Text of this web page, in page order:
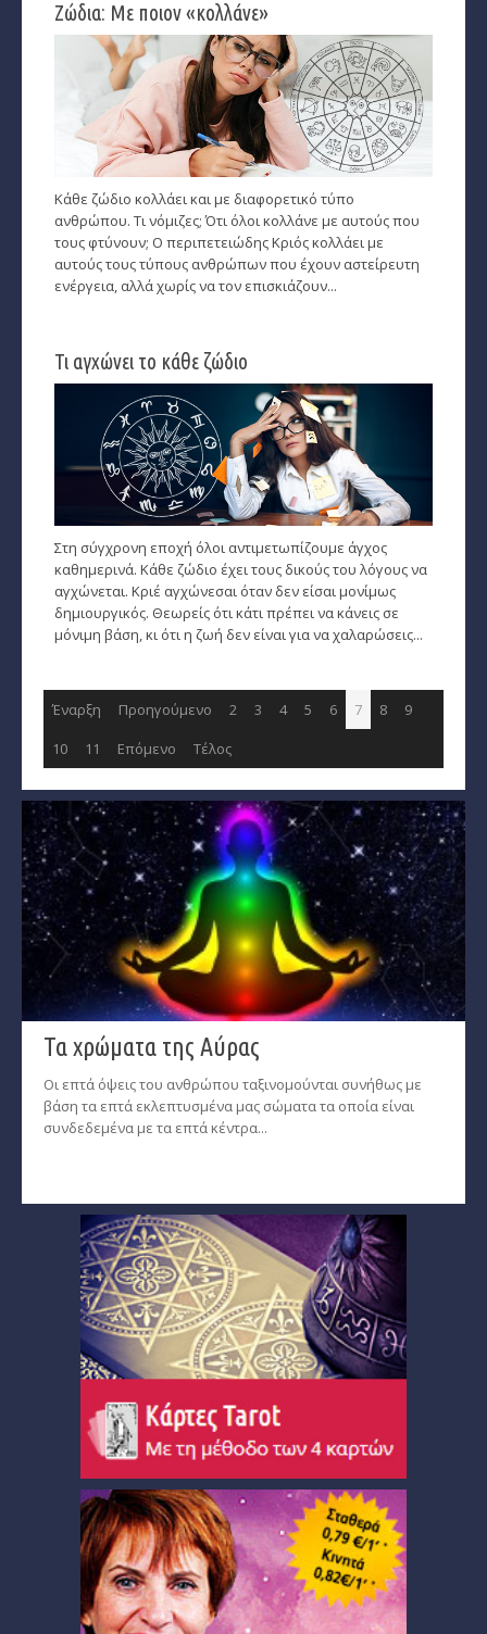
Ζώδια: Με ποιον «κολλάνε»
Κάθε ζώδιο κολλάει και με διαφορετικό τύπο
ανθρώπου. Τι νόμιζες; Ότι όλοι κολλάνε με αυτούς που
τους φτύνουν; Ο περιπετειώδης Κριός κολλάει με
αυτούς τους τύπους ανθρώπων που έχουν αστείρευτη
ενέργεια, αλλά χωρίς να τον επισκιάζουν...
Τι αγχώνει το κάθε ζώδιο
Στη σύγχρονη εποχή όλοι αντιμετωπίζουμε άγχος
καθημερινά. Κάθε ζώδιο έχει τους δικούς του λόγους να
αγχώνεται. Κριέ αγχώνεσαι όταν δεν είσαι μονίμως
δημιουργικός. Θεωρείς ότι κάτι πρέπει να κάνεις σε
μόνιμη βάση, κι ότι η ζωή δεν είναι για να χαλαρώσεις...
Έναρξη Προηγούμενο 2 3 4 5 6 7 8
9
10
11 Επόμενο Τέλος
Τα χρώματα της Αύρας
Οι επτά όψεις του ανθρώπου ταξινομούνται συνήθως με
βάση τα επτά εκλεπτυσμένα μας σώματα τα οποία είναι
συνδεδεμένα με τα επτά κέντρα...